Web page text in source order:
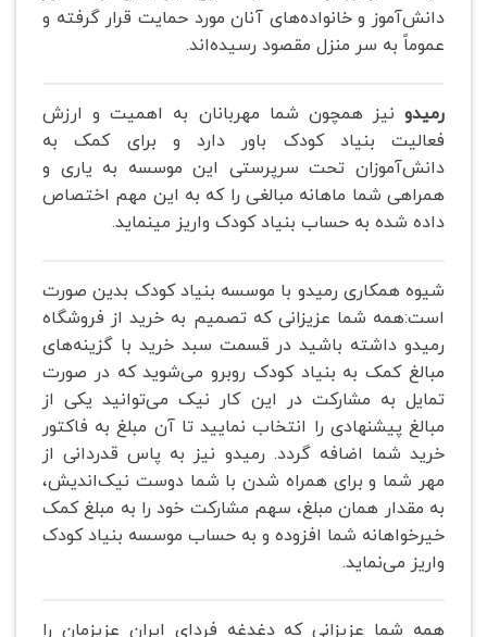
دانش‌آموز و خانواده‌های آنان مورد حمایت قرار گرفته و
عموماً به سر منزل مقصود رسیده‌اند.
رمیدونیز همچون شما مهربانان به اهمیت و ارزش
فعالیت بنیاد کودک باور دارد و برای کمک به
دانش‌آموزان تحت سرپرستی این موسسه به یاری و
همراهی شما ماهانه مبالغی را که به این مهم اختصاص
داده شده به حساب بنیاد کودک واریز مینماید.
شیوه همکاری رمیدو با موسسه بنیاد کودک بدین صورت
است:همه شما عزیزانی که تصمیم به خرید از فروشگاه
رمیدو داشته باشید در قسمت سبد خرید با گزینه‌های
مبالغ کمک به بنیاد کودک روبرو می‌شوید که در صورت
تمایل به مشارکت در این کار نیک می‌توانید یکی از
مبالغ پیشنهادی را انتخاب نمایید تا آن مبلغ به فاکتور
خرید شما اضافه گردد. رمیدو نیز به پاس قدردانی از
مهر شما و برای همراه شدن با شما دوست نیک‌اندیش،
به مقدار همان مبلغ، سهم مشارکت خود را به مبلغ کمک
خیرخواهانه شما افزوده و به حساب موسسه بنیاد کودک
واریز می‌نماید.
همه شما عزیزانی که دغدغه فردای ایران عزیزمان را